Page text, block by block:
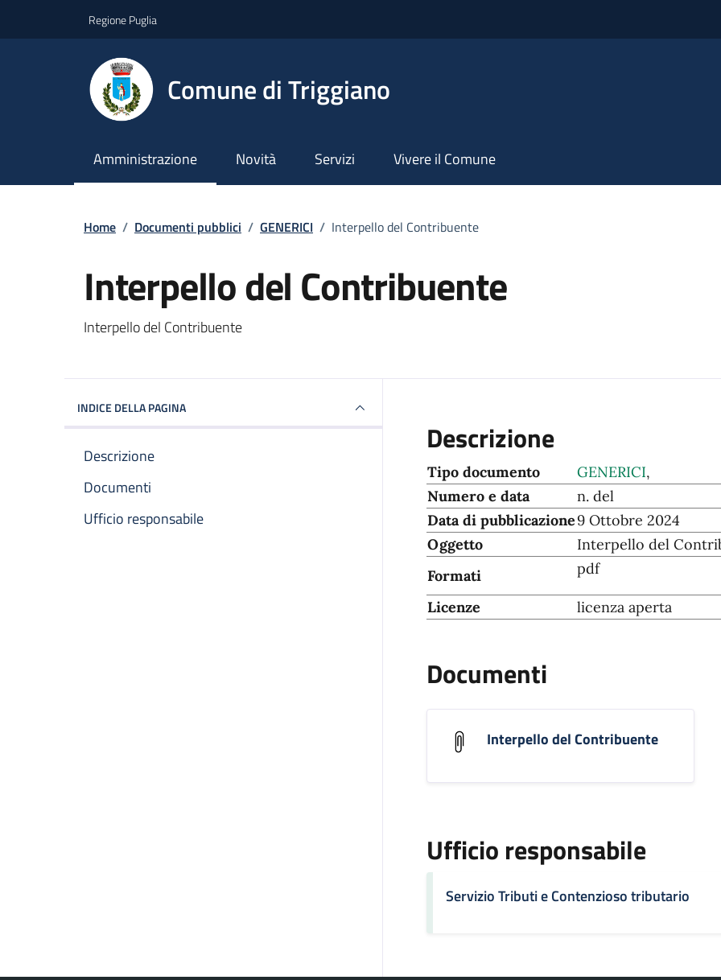
Regione Puglia
Comune di Triggiano
Amministrazione Novità Servizi Vivere il Comune
Home / Documenti pubblici / GENERICI / Interpello del Contribuente
Interpello del Contribuente
Dettagli del documento
Interpello del Contribuente
INDICE DELLA PAGINA
Descrizione
Documenti
Ufficio responsabile
Descrizione
Tipo documento GENERICI,
Numero e data
n. del
Data di pubblicazione9 Ottobre 2024
Oggetto
Interpello del
Formati
pdf
Licenze licenza aperta
Documenti
Interpello del Contribuente
Ufficio responsabile
Servizio Tributi e Contenzioso tributario